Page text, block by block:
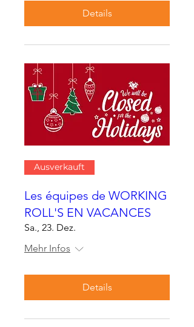
Details
Ausverkauft
Les équipes de WORKING
ROLL'S EN VACANCES
Sa., 23. Dez.
Mehr Infos
Details